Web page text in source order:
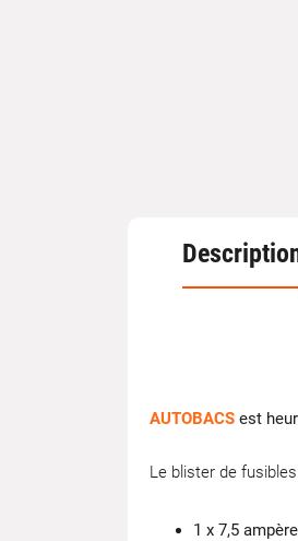
AUTOBACS est
Le blister de
1 x 7,5